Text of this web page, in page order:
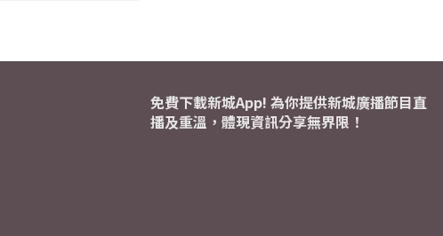
免費下載新城App! 為你提供新城廣播節目直
播及重溫，體現資訊分享無界限！